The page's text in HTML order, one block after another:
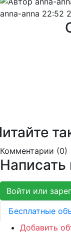
anna-anna 22:52
Комментарии (0)
Войти или
Бесплатные
Добавить